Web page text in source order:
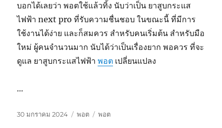
บอกได้เลยว่า พอตใช้แล้วทิ้ง นับว่าเป็น ยาสูบกระแส
ไฟฟ้า next proที่รับความชื่นชอบ ในขณะนี้ ที่มีการ
ใช้งานได้ง่าย และก็สมควร สำหรับคนเริ่มต้น สำหรับมือ
ใหม่ ผู้คนจำนวนมาก นับได้ว่าเป็นเรื่องยาก พอควร ที่จะ
ดูแล ยาสูบกระแสไฟฟ้า พอต เปลี่ยนแปลง
…
เขียน
30 มกราคม 2024
หมวด
พอต
ป้าย
พอต